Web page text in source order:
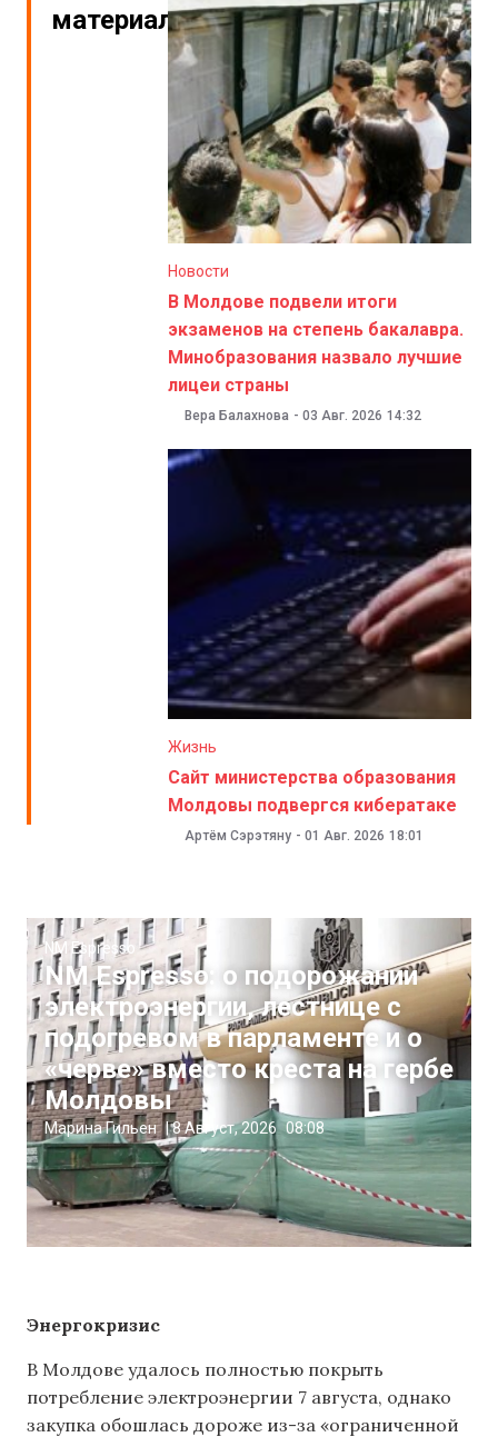
материалы
Новости
В Молдове подвели итоги
экзаменов на степень бакалавра.
Минобразования назвало лучшие
лицеи страны
Вера Балахнова - 03 Авг. 2026 14:32
Жизнь
Сайт министерства образования
Молдовы подвергся кибератаке
Артём Сэрэтяну - 01 Авг. 2026 18:01
NM Espresso
NM Espresso: о подорожании
электроэнергии, лестнице с
подогревом в парламенте и о
«черве» вместо креста на гербе
Молдовы
Марина Гильен |8 Август, 2026 08:08
Энергокризис
В Молдове удалось полностью покрыть
потребление электроэнергии 7 августа, однако
закупка обошлась дороже из-за «ограниченной